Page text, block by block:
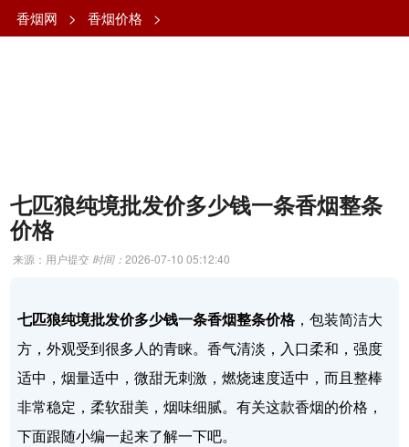
香烟网 > 香烟价格 >
七匹狼纯境批发价多少钱一条香烟整条
价格
来源：用户提交 时间：2026-07-10 05:12:40
七匹狼纯境批发价多少钱一条香烟整条价格，包装简洁大
方，外观受到很多人的青睐。香气清淡，入口柔和，强度
适中，烟量适中，微甜无刺激，燃烧速度适中，而且整棒
非常稳定，柔软甜美，烟味细腻。有关这款香烟的价格，
下面跟随小编一起来了解一下吧。